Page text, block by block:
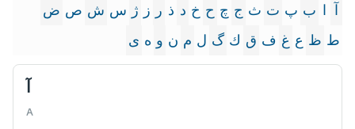
آ ا ب پ ت ث ج چ ح خ د ذ ر ز ژ س ش ص ض
ط ظ ع غ ف ق ك گ ل م ن و ه ى
آ
A